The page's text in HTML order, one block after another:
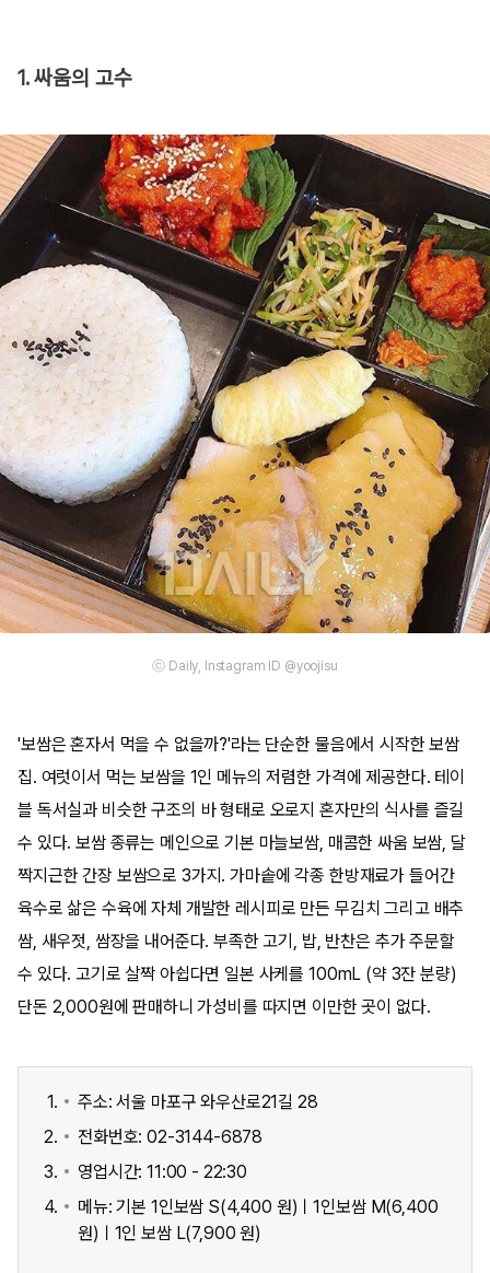
1. 싸움의 고수
ⓒ Daily, Instagram ID @yoojisu
'보쌈은 혼자서 먹을 수 없을까?'라는 단순한 물음에서 시작한 보쌈
집. 여럿이서 먹는 보쌈을 1인 메뉴의 저렴한 가격에 제공한다. 테이
블 독서실과 비슷한 구조의 바 형태로 오로지 혼자만의 식사를 즐길
수 있다. 보쌈 종류는 메인으로 기본 마늘보쌈, 매콤한 싸움 보쌈, 달
짝지근한 간장 보쌈으로 3가지. 가마솥에 각종 한방재료가 들어간
육수로 삶은 수육에 자체 개발한 레시피로 만든 무김치 그리고 배추
쌈, 새우젓, 쌈장을 내어준다. 부족한 고기, 밥, 반찬은 추가 주문할
수 있다. 고기로 살짝 아쉽다면 일본 사케를 100mL (약 3잔 분량)
단돈 2,000원에 판매하니 가성비를 따지면 이만한 곳이 없다.
주소: 서울 마포구 와우산로21길 28
전화번호: 02-3144-6878
영업시간: 11:00 - 22:30
메뉴: 기본 1인보쌈 S(4,400 원)ㅣ1인보쌈 M(6,400
원)ㅣ1인 보쌈 L(7,900 원)